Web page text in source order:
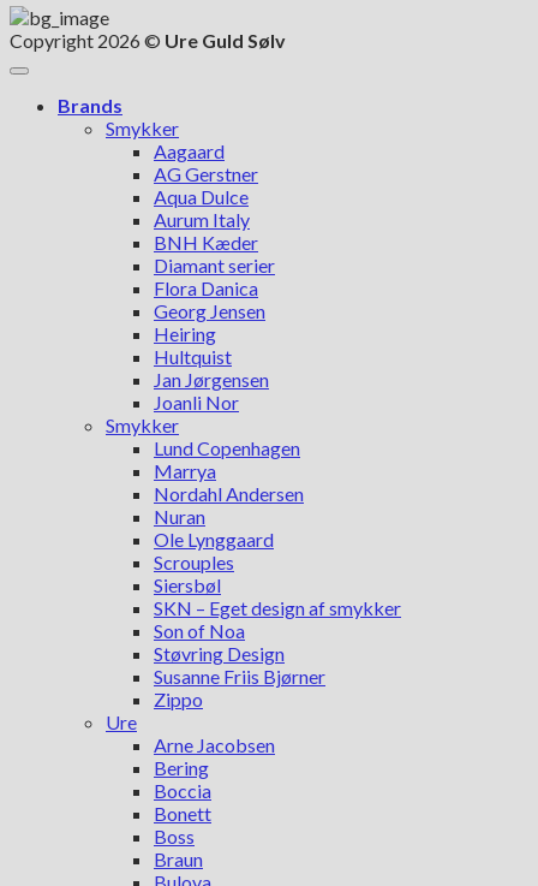
Copyright 2026 © Ure Guld Sølv
Brands
Smykker
Aagaard
AG Gerstner
Aqua Dulce
Aurum Italy
BNH Kæder
Diamant serier
Flora Danica
Georg Jensen
Heiring
Hultquist
Jan Jørgensen
Joanli Nor
Smykker
Lund Copenhagen
Marrya
Nordahl Andersen
Nuran
Ole Lynggaard
Scrouples
Siersbøl
SKN – Eget design af smykker
Son of Noa
Støvring Design
Susanne Friis Bjørner
Zippo
Ure
Arne Jacobsen
Bering
Boccia
Bonett
Boss
Braun